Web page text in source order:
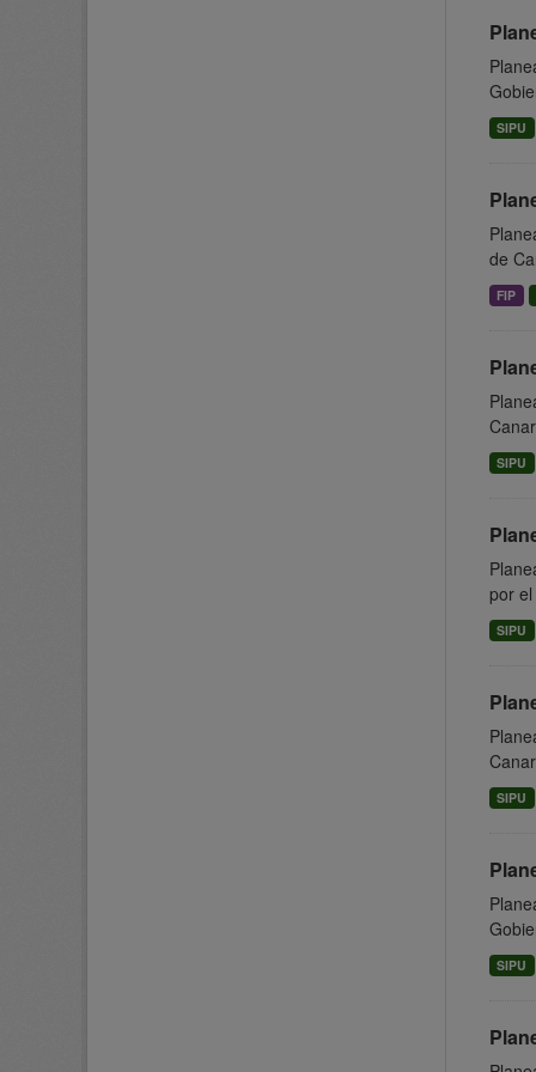
SIPU
de
FIP
SIPU
por
SIPU
SIPU
SIPU